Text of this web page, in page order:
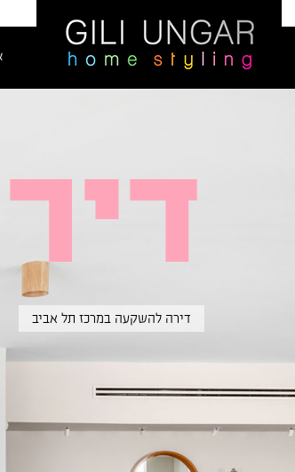
דירה להשכיר – Gili Ungar
דירה להשקעה במרכז תל אביב